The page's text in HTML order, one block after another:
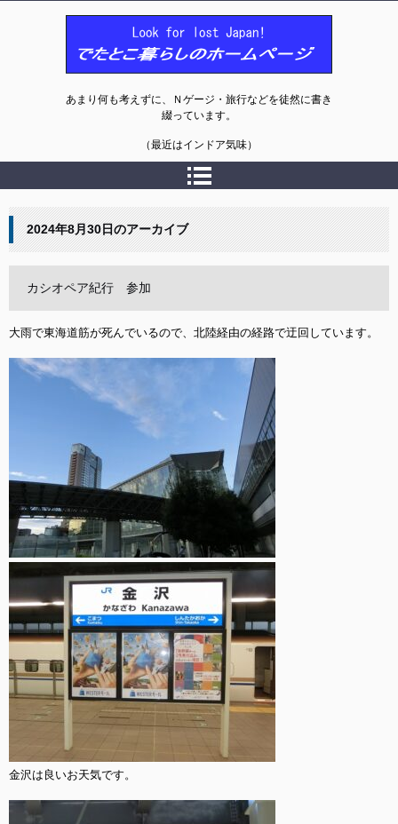
あまり何も考えずに、Ｎゲージ・旅行などを徒然に書き
綴っています。
（最近はインドア気味）
2024年8月30日のアーカイブ
カシオペア紀行 参加
大雨で東海道筋が死んでいるので、北陸経由の経路で迂回しています。
金沢は良いお天気です。